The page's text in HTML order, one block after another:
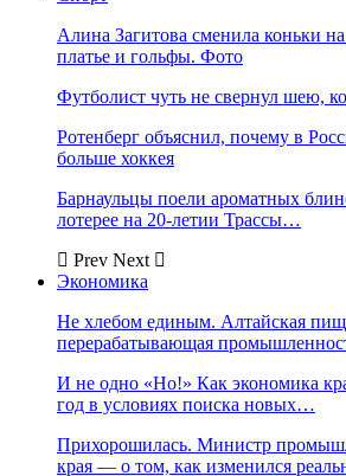
Алина Загитова сменила коньки
платье и гольфы. Фото
Футболист чуть не свернул шею,
Ротенберг объяснил, почему в
больше хоккея
Барнаульцы поели ароматных
лотерее на 20-летии Трассы…
Prev Next
Экономика
Не хлебом единым. Алтайская
перерабатывающая
И не одно «Но!» Как экономика
год в условиях поиска новых…
Прихорошилась. Министр
края — о том, как изменился